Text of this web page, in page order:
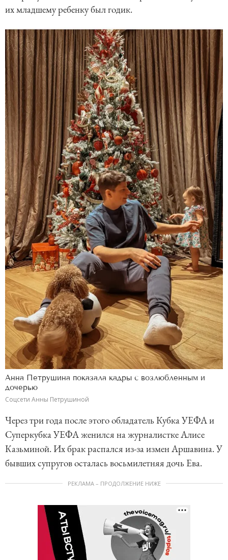
их младшему ребенку был годик.
Анна Петрушина показала кадры с возлюбленным и
дочерью
Соцсети Анны Петрушиной
Через три года после этого обладатель Кубка УЕФА и
Суперкубка УЕФА женился на журналистке Алисе
Казьминой. Их брак распался из-за измен Аршавина. У
бывших супругов осталась восьмилетняя дочь Ева.
РЕКЛАМА – ПРОДОЛЖЕНИЕ НИЖЕ